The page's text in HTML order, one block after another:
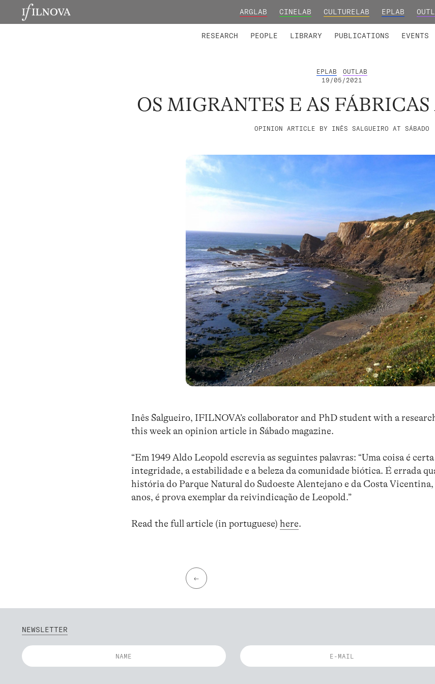
ARGLAB CINELAB CULTURELAB EPLAB
RESEARCH PEOPLE LIBRARY PUBLICATIONS EVENTS
EPLAB
OUTLAB
19/05/2021
OS MIGRANTES E AS
OPINION ARTICLE BY INÊS SALGUEIRO AT SÁBADO
Inês Salgueiro, IFILNOVA’s collaborator and PhD student with a
this week an opinion article in Sábado magazine.
“Em 1949 Aldo Leopold escrevia as seguintes palavras: “Uma coisa é
integridade, a estabilidade e a beleza da comunidade biótica. É errada
história do Parque Natural do Sudoeste Alentejano e da Costa
anos, é prova exemplar da reivindicação de Leopold.”
Read the full article (in portuguese) here.
←
NEWSLETTER